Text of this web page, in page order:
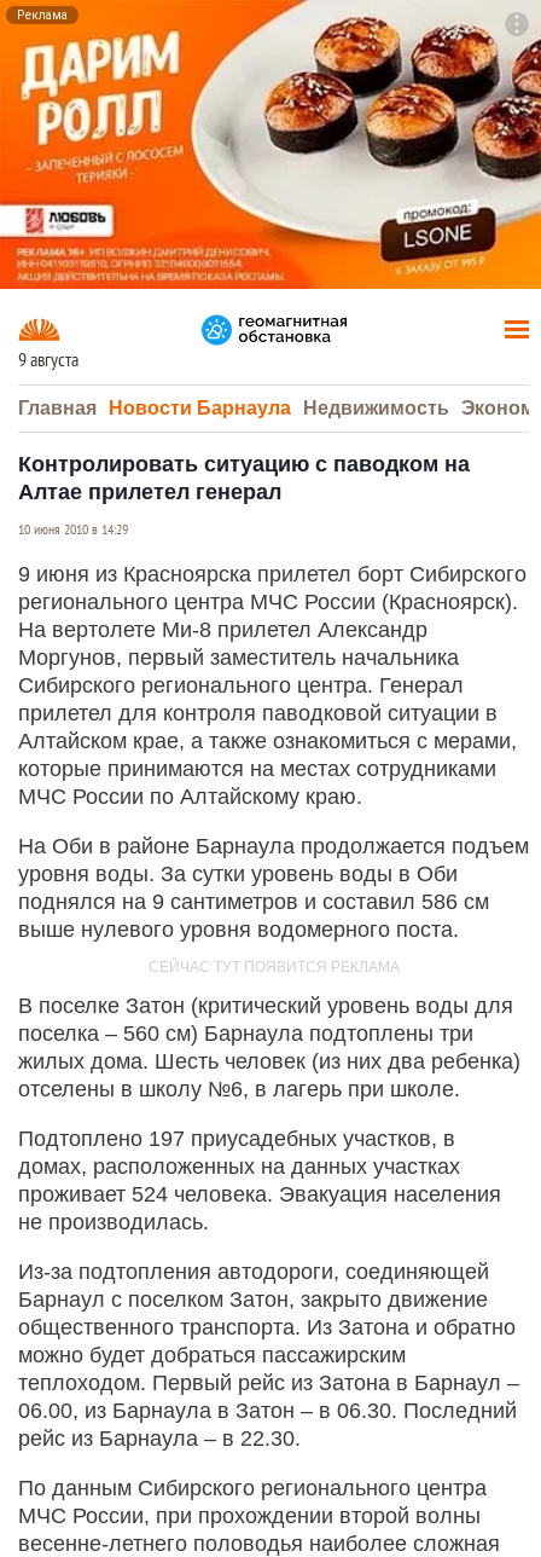
Реклама
9 августа
Главная Новости Барнаула Недвижимость
Контролировать ситуацию с паводком на
Алтае прилетел генерал
10 июня 2010 в 14:29
9 июня из Красноярска прилетел борт Сибирского
регионального центра МЧС России (Красноярск).
На вертолете Ми-8 прилетел Александр
Моргунов, первый заместитель начальника
Сибирского регионального центра. Генерал
прилетел для контроля паводковой ситуации в
Алтайском крае, а также ознакомиться с мерами,
которые принимаются на местах сотрудниками
МЧС России по Алтайскому краю.
На Оби в районе Барнаула продолжается подъем
уровня воды. За сутки уровень воды в Оби
поднялся на 9 сантиметров и составил 586 см
выше нулевого уровня водомерного поста.
В поселке Затон (критический уровень воды для
поселка – 560 см) Барнаула подтоплены три
жилых дома. Шесть человек (из них два ребенка)
отселены в школу №6, в лагерь при школе.
Подтоплено 197 приусадебных участков, в
домах, расположенных на данных участках
проживает 524 человека. Эвакуация населения
не производилась.
Из-за подтопления автодороги, соединяющей
Барнаул с поселком Затон, закрыто движение
общественного транспорта. Из Затона и обратно
можно будет добраться пассажирским
теплоходом. Первый рейс из Затона в Барнаул –
06.00, из Барнаула в Затон – в 06.30. Последний
рейс из Барнаула – в 22.30.
По данным Сибирского регионального центра
МЧС России, при прохождении второй волны
весенне-летнего половодья наиболее сложная